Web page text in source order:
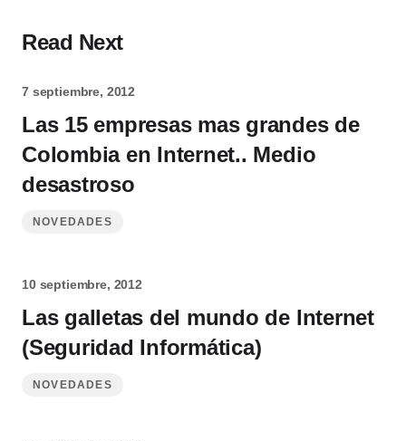
Read Next
7 septiembre, 2012
Las 15 empresas mas grandes de
Colombia en Internet.. Medio
desastroso
NOVEDADES
10 septiembre, 2012
Las galletas del mundo de Internet
(Seguridad Informática)
NOVEDADES